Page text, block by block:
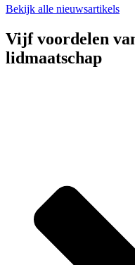
Bekijk alle nieuwsartikels
Vijf voordelen
lidmaatschap